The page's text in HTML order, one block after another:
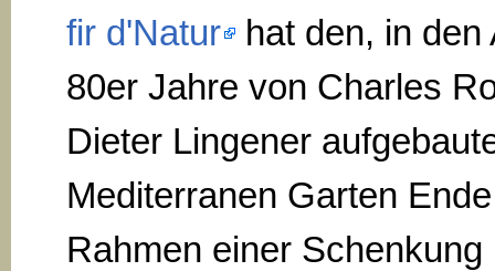
fir d'Natur hat den, in den
80er Jahre von Charles
Dieter Lingener
Mediterranen Garten
Rahmen einer Schenkung